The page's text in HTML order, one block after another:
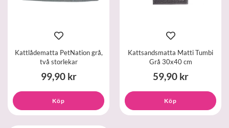
Kattlådematta PetNation grå,
två storlekar
99,90 kr
Köp
Kattsandsmatta Matti Tumbi
Grå 30x40 cm
59,90 kr
Köp